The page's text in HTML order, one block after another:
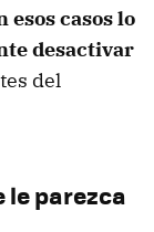
esos casos lo
desactivar
del
le parezca